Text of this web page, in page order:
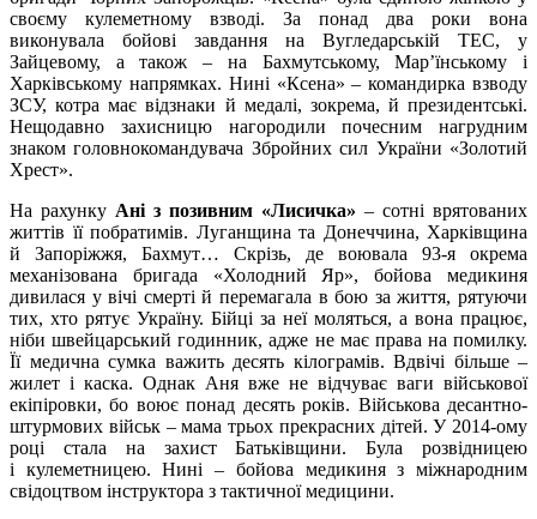
своєму кулеметному взводі. За понад два роки вона
виконувала бойові завдання на Вугледарській ТЕС, у
Зайцевому, а також – на Бахмутському, Мар’їнському і
Харківському напрямках. Нині «Ксена» – командирка взводу
ЗСУ, котра має відзнаки й медалі, зокрема, й президентські.
Нещодавно захисницю нагородили почесним нагрудним
знаком головнокомандувача Збройних сил України «Золотий
Хрест».
На рахунку Ані з позивним «Лисичка» – сотні врятованих
життів її побратимів. Луганщина та Донеччина, Харківщина
й Запоріжжя, Бахмут… Скрізь, де воювала 93-я окрема
механізована бригада «Холодний Яр», бойова медикиня
дивилася у вічі смерті й перемагала в бою за життя, рятуючи
тих, хто рятує Україну. Бійці за неї моляться, а вона працює,
ніби швейцарський годинник, адже не має права на помилку.
Її медична сумка важить десять кілограмів. Вдвічі більше –
жилет і каска. Однак Аня вже не відчуває ваги військової
екіпіровки, бо воює понад десять років. Військова десантно-
штурмових військ – мама трьох прекрасних дітей. У 2014-ому
році стала на захист Батьківщини. Була розвідницею
і кулеметницею. Нині – бойова медикиня з міжнародним
свідоцтвом інструктора з тактичної медицини.